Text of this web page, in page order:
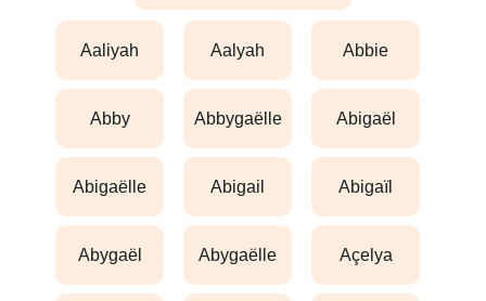
aaliyah aalyah abbie
abby abbygaëlle abigaël
abigaëlle abigail abigaïl
abygaël abygaëlle açelya